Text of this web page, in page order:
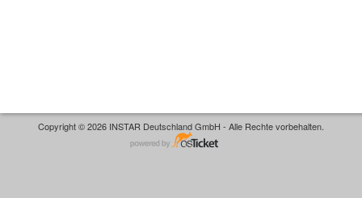
Copyright © 2026 INSTAR Deutschland GmbH - Alle Rechte vorbehalten.